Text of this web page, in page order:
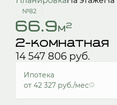
№82
66.9м2
2-комнатная
14 547 806 руб.
Ипотека
от 42 327 руб./мес